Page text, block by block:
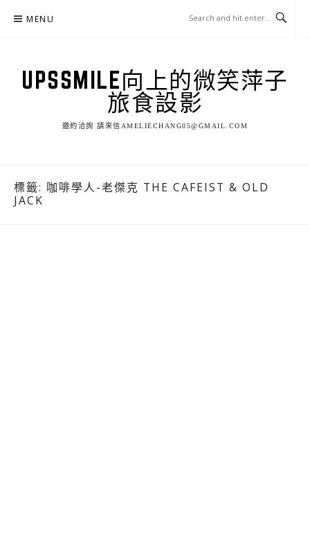
MENU
UPSSMILE向上的微笑萍子
旅食設影
邀約洽詢 請來信AMELIECHANG05@GMAIL.COM
標籤: 咖啡學人-老傑克 THE CAFEIST & OLD
JACK